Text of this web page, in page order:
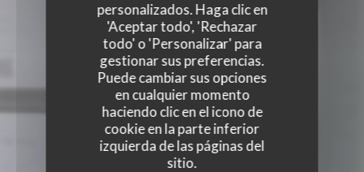
personalizados. Haga clic en
'Aceptar todo', 'Rechazar
todo' o 'Personalizar' para
gestionar sus preferencias.
Puede cambiar sus opciones
en cualquier momento
haciendo clic en el icono de
cookie en la parte inferior
izquierda de las páginas del
sitio.